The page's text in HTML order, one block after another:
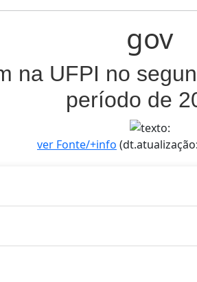
gov
na UFPI no
período de
ver Fonte/+info